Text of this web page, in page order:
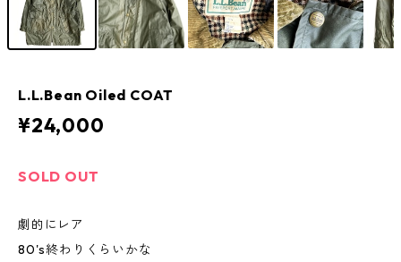
L.L.Bean Oiled COAT
¥24,000
SOLD OUT
劇的にレア
80's終わりくらいかな